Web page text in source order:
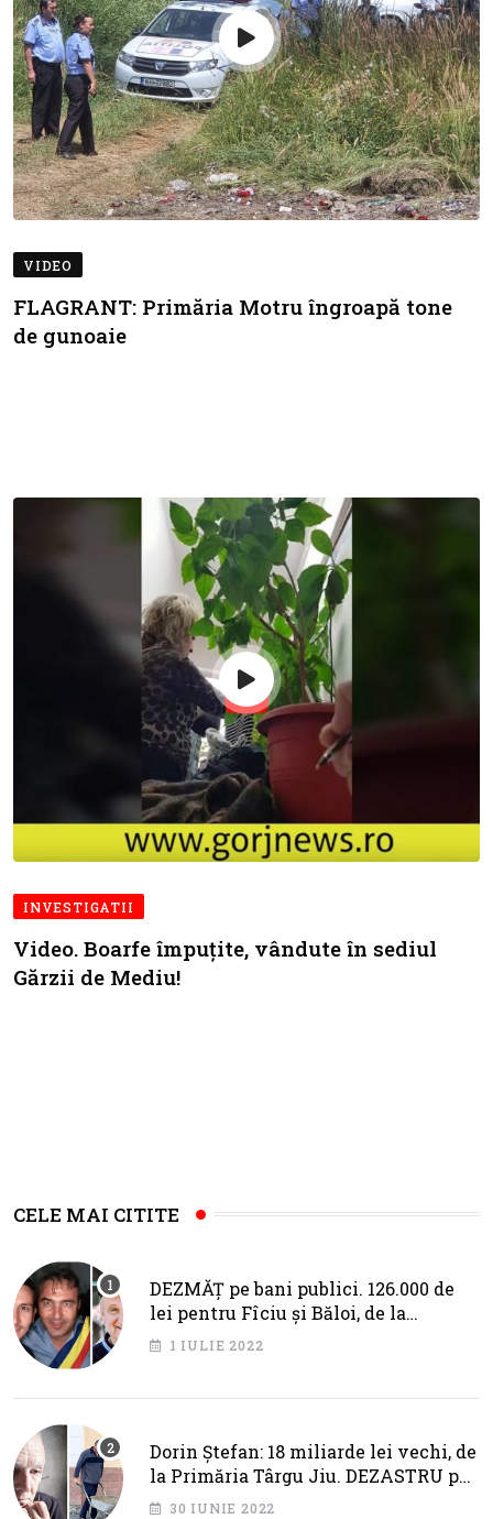
VIDEO
FLAGRANT: Primăria Motru îngroapă tone
de gunoaie
INVESTIGATII
Video. Boarfe împuțite, vândute în sediul
Gărzii de Mediu!
CELE MAI CITITE
DEZMĂȚ pe bani publici. 126.000 de
lei pentru Fîciu și Băloi, de la
primarul Cotojman
1 IULIE 2022
Dorin Ștefan: 18 miliarde lei vechi, de
la Primăria Târgu Jiu. DEZASTRU pe
AXA BRÂNCUȘI
30 IUNIE 2022